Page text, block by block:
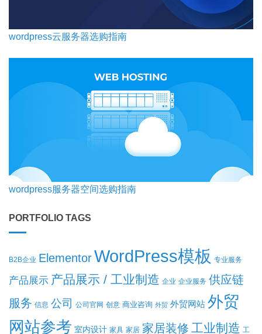
wordpress云服务器选购指南
wordpress服务器空间选购指南
PORTFOLIO TAGS
B2B企业 ElementorWordPress模板 专业服务
产品展示 产品展示 / 工业制造 企业 企业服务 供应链
服务 信息 公司 公司官网 创意 商业咨询 外贸 外贸网站 外贸
网站参考 室内设计 家具 家居 家居装修 工业制造 工